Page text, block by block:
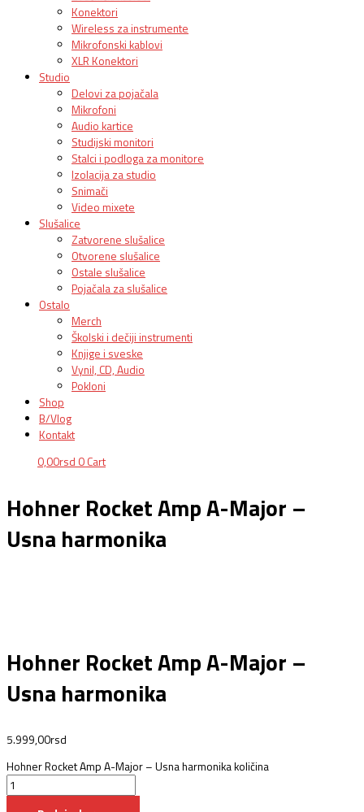
Konektori
Wireless za instrumente
Mikrofonski kablovi
XLR Konektori
Studio
Delovi za pojačala
Mikrofoni
Audio kartice
Studijski monitori
Stalci i podloga za monitore
Izolacija za studio
Snimači
Video mixete
Slušalice
Zatvorene slušalice
Otvorene slušalice
Ostale slušalice
Pojačala za slušalice
Ostalo
Merch
Školski i dečiji instrumenti
Knjige i sveske
Vynil, CD, Audio
Pokloni
Shop
B/Vlog
Kontakt
0,00rsd 0 Cart
Hohner Rocket Amp A-Major –
Usna harmonika
Hohner Rocket Amp A-Major –
Usna harmonika
5.999,00rsd
Hohner Rocket Amp A-Major – Usna harmonika količina